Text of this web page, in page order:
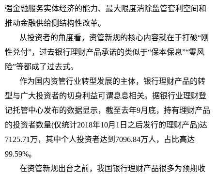
强金融服务实体经济的能力、最大限度消除监管套利空间和
推动金融供给侧结构性改革。
从投资者的角度看，资管新规的核心内容就在于打破“刚
性兑付”，过去银行理财产品承诺的类似于“保本保息”“零风
险”等都成了过去式。
作为国内资管行业转型发展的主体，银行理财产品的转
型与广大投资者的切身利益可谓息息相关。据银行业理财登
记托管中心发布的数据显示，截至去年9月底，持有理财产品
的投资者数量(仅统计2018年10月1日之后发行的理财产品)达
7125.71万，其中个人投资者达到7096.84万人，占比高达
99.59%。
在资管新规出台之前，我国银行理财产品很多为预期收